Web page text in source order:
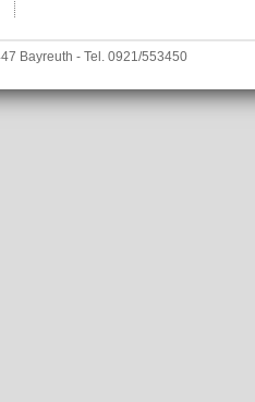
Bayreuth - Tel. 0921/553450